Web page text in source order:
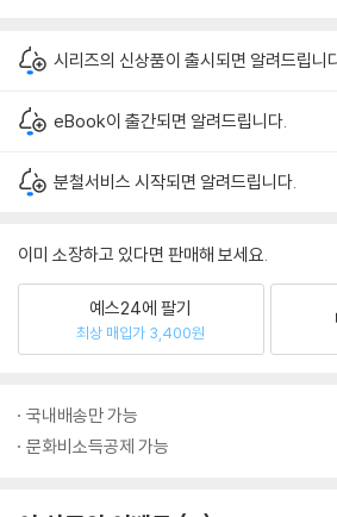
시리즈의 신상품이 출시되면 알려드립니
eBook이 출간되면 알려드립니다.
분철서비스 시작되면 알려드립니다.
이미 소장하고 있다면 판매해 보세요.
예스24에 팔기
최상 매입가 3,400원
국내배송만 가능
문화비소득공제 가능